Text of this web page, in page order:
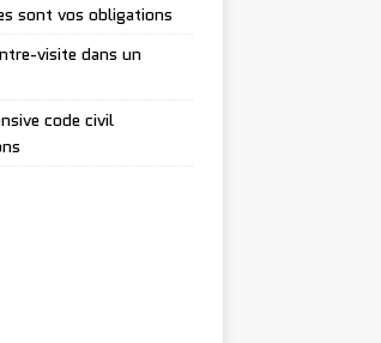
sont vos obligations
visite dans un
code civil